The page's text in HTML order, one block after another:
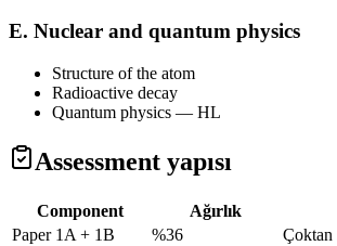
E. Nuclear and quantum physics
Structure of the atom
Radioactive decay
Quantum physics — HL
Assessment yapısı
Component Ağırlık
Paper 1A + 1B
%36
Çoktan